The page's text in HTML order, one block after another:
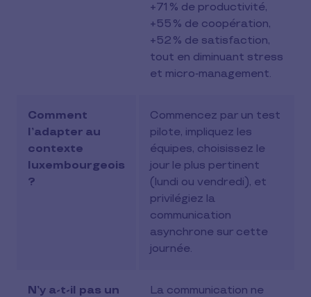
+71 % de productivité,
+55 % de coopération,
+52 % de satisfaction,
tout en diminuant stress
et micro‑management.
Comment
l’adapter au
contexte
luxembourgeois
?
Commencez par un test
pilote, impliquez les
équipes, choisissez le
jour le plus pertinent
(lundi ou vendredi), et
privilégiez la
communication
asynchrone sur cette
journée.
N’y a-t-il pas un La communication ne